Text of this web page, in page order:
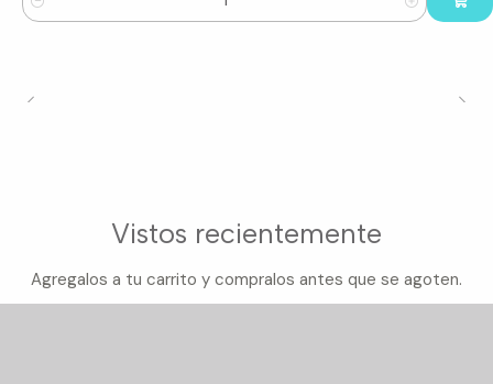
Cantidad
Vistos recientemente
Agregalos a tu carrito y compralos antes que se agoten.